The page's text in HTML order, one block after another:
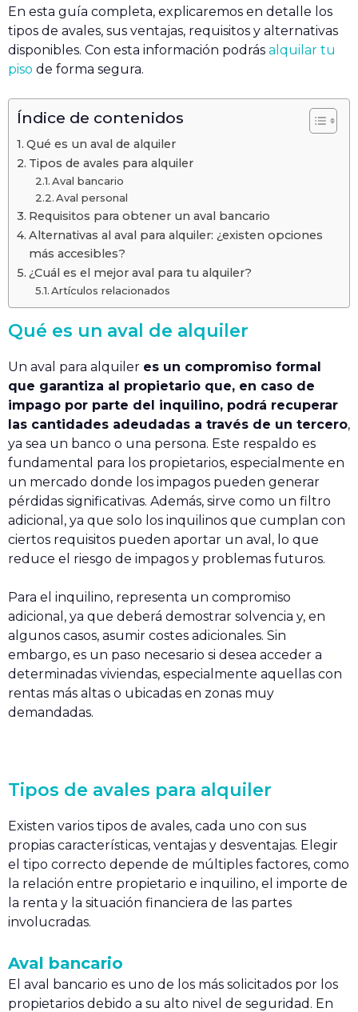
En esta guía completa, explicaremos en detalle los
tipos de avales, sus ventajas, requisitos y alternativas
disponibles. Con esta información podrás alquilar tu
piso de forma segura.
Índice de contenidos
Qué es un aval de alquiler
Tipos de avales para alquiler
Aval bancario
Aval personal
Requisitos para obtener un aval bancario
Alternativas al aval para alquiler: ¿existen opciones
más accesibles?
¿Cuál es el mejor aval para tu alquiler?
Artículos relacionados
Qué es un aval de alquiler
Un aval para alquiler es un compromiso formal
que garantiza al propietario que, en caso de
impago por parte del inquilino, podrá recuperar
las cantidades adeudadas a través de un tercero,
ya sea un banco o una persona. Este respaldo es
fundamental para los propietarios, especialmente en
un mercado donde los impagos pueden generar
pérdidas significativas. Además, sirve como un filtro
adicional, ya que solo los inquilinos que cumplan con
ciertos requisitos pueden aportar un aval, lo que
reduce el riesgo de impagos y problemas futuros.
Para el inquilino, representa un compromiso
adicional, ya que deberá demostrar solvencia y, en
algunos casos, asumir costes adicionales. Sin
embargo, es un paso necesario si desea acceder a
determinadas viviendas, especialmente aquellas con
rentas más altas o ubicadas en zonas muy
demandadas.
Tipos de avales para alquiler
Existen varios tipos de avales, cada uno con sus
propias características, ventajas y desventajas. Elegir
el tipo correcto depende de múltiples factores, como
la relación entre propietario e inquilino, el importe de
la renta y la situación financiera de las partes
involucradas.
Aval bancario
El aval bancario es uno de los más solicitados por los
propietarios debido a su alto nivel de seguridad. En